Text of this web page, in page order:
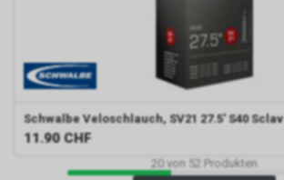
Schwalbe Veloschlauch, SV21 27.5' S40 Sclav
11.90 CHF
20von 52 Produkten